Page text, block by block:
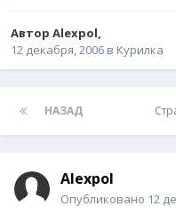
Автор Alexpol,
12 декабря, 2006 в Курилка
НАЗАД
Alexpol
Опубликовано 12